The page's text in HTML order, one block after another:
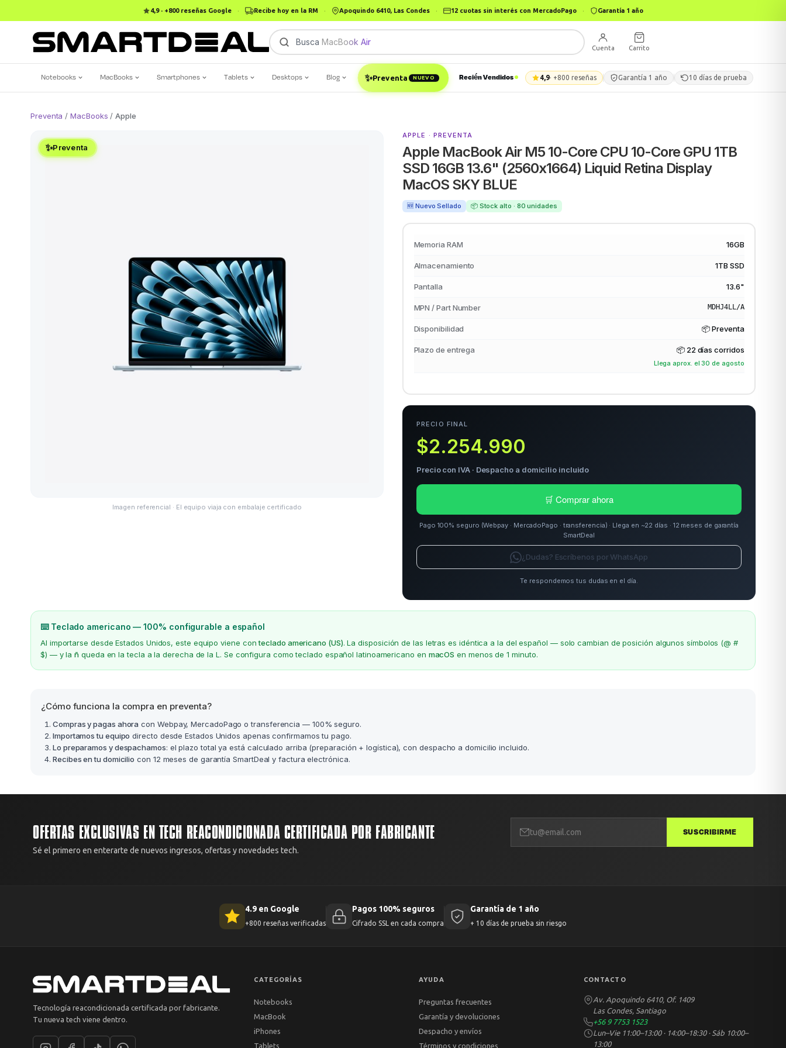
4,9 · +800 reseñas Google · Recibe hoy en la RM · Apoquindo 6410, Las Condes · 12 cuotas sin interés con MercadoPago · Garantía 1 año
Busca MacBook Air
Cuenta Carrito
Notebooks MacBooks Smartphones Tablets Desktops Blog ✨Preventa NUEVO Recién Vendidos 4,9· +800 reseñas Garantía 1 año 10 días de prueba
Preventa /MacBooks /Apple
✨Preventa
Imagen referencial · El equipo viaja con embalaje certificado
APPLE · PREVENTA
Apple MacBook Air M5 10-Core CPU 10-Core GPU 1TB
SSD 16GB 13.6" (2560x1664) Liquid Retina Display
MacOS SKY BLUE
🆕 Nuevo Sellado 📦 Stock alto · 80 unidades
Memoria RAM 16GB
Almacenamiento 1TB SSD
Pantalla 13.6"
MPN / Part Number MDHJ4LL/A
Disponibilidad 📦 Preventa
Plazo de entrega 📦 22 días corridos
Llega aprox. el 30 de agosto
PRECIO FINAL
$2.254.990
Precio con IVA · Despacho a domicilio incluido
🛒 Comprar ahora
Pago 100% seguro (Webpay · MercadoPago · transferencia) · Llega en ~22 días · 12 meses de garantía
SmartDeal
¿Dudas? Escríbenos por WhatsApp
Te respondemos tus dudas en el día.
⌨️ Teclado americano — 100% configurable a español
Al importarse desde Estados Unidos, este equipo viene conteclado americano (US). La disposición de las letras es idéntica a la del español — solo cambian de posición algunos símbolos (@ #
$) — y lañ queda en la tecla a la derecha de la L. Se configura como teclado español latinoamericano en macOS en menos de 1 minuto.
¿Cómo funciona la compra en preventa?
Compras y pagas ahora con Webpay, MercadoPago o transferencia — 100% seguro.
Importamos tu equipo directo desde Estados Unidos apenas confirmamos tu pago.
Lo preparamos y despachamos: el plazo total ya está calculado arriba (preparación + logística), con despacho a domicilio incluido.
Recibes en tu domicilio con 12 meses de garantía SmartDeal y factura electrónica.
OFERTAS EXCLUSIVAS EN TECH REACONDICIONADA CERTIFICADA POR FABRICANTE
Sé el primero en enterarte de nuevos ingresos, ofertas y novedades tech.
SUSCRIBIRME
4.9 en Google
+800 reseñas verificadas
Pagos 100% seguros
Cifrado SSL en cada compra
Garantía de 1 año
+ 10 días de prueba sin riesgo
Tecnología reacondicionada certificada por fabricante.
Tu nueva tech viene dentro.
CATEGORÍAS
Notebooks
MacBook
iPhones
Tablets
AYUDA
Preguntas frecuentes
Garantía y devoluciones
Despacho y envíos
Términos y condiciones
CONTACTO
Av. Apoquindo 6410, Of. 1409
Las Condes, Santiago
+56 9 7753 1523
Lun–Vie 11:00–13:00 · 14:00–18:30 · Sáb 10:00–
13:00